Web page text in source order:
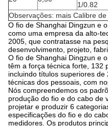
1/0.82
Observações: mais Calibre
O fio de Shanghai Dingzun e
como uma empresa da alto-
2005, que contratasse na
desenvolvimento, projeto,
O fio de Shanghai Dingzun e
têm a força técnica forte, 132
incluindo títulos superiores
técnicas dos pessoais, com
Nós compreendemos os
produção do fio e do cabo de
projetar e produzir 6
especificações do fio e do
medidores. Os produtos